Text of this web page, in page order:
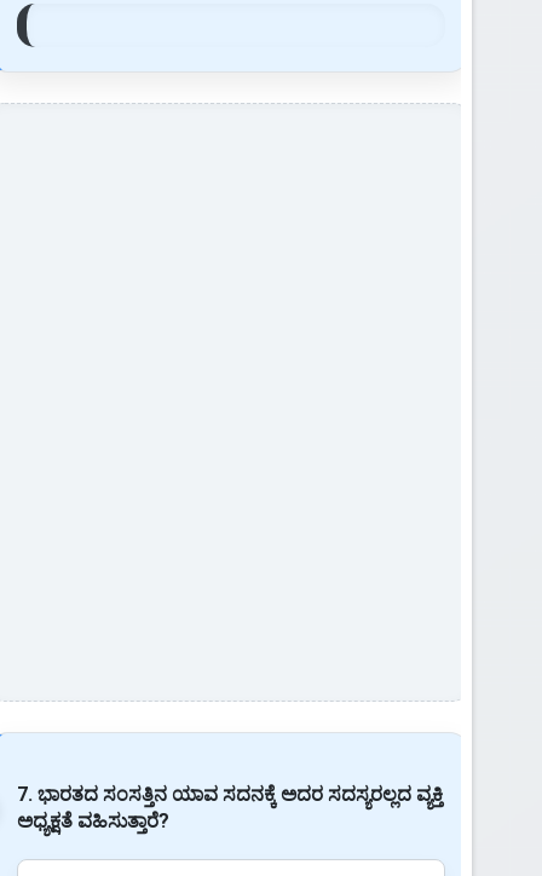
7. ಭಾರತದ ಸಂಸತ್ತಿನ ಯಾವ ಸದನಕ್ಕೆ ಅದರ ಸದಸ್ಯರಲ್ಲದ ವ್ಯಕ್ತಿ
ಅಧ್ಯಕ್ಷತೆ ವಹಿಸುತ್ತಾರೆ?